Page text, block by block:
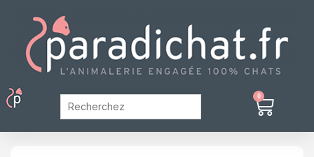
contenu
Menu 0
Panier